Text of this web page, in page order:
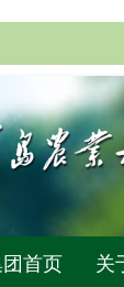
首页 关